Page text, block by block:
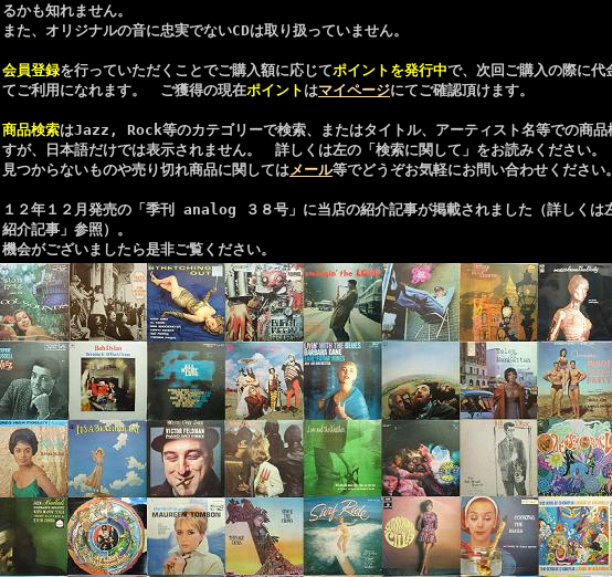
るかも知れません。
また、オリジナルの音に忠実でないCDは取り扱っていません。
会員登録を行っていただくことでご購入額に応じてポイントを発行中で、次回ご購入の際に代
てご利用になれます。 ご獲得の現在ポイント はマイページにてご確認頂けます。
商品検索はJazz, Rock等のカテゴリーで検索、またはタイトル、アーティスト名等での商品
すが、日本語だけでは表示されません。 詳しくは左の「検索に関して」をお読みください。
見つからないものや売り切れ商品に関してはメール等でどうぞお気軽にお問い合わせください。
１２年１２月発売の「季刊 analog ３８号」に当店の紹介記事が掲載されました（詳しくは
紹介記事」参照）。
機会がございましたら是非ご覧ください。